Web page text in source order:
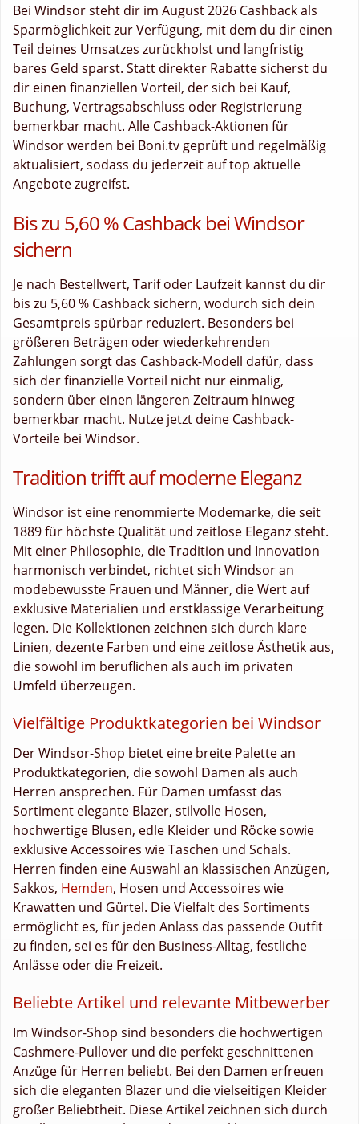
Bei Windsor steht dir im August 2026 Cashback als
Sparmöglichkeit zur Verfügung, mit dem du dir einen
Teil deines Umsatzes zurückholst und langfristig
bares Geld sparst. Statt direkter Rabatte sicherst du
dir einen finanziellen Vorteil, der sich bei Kauf,
Buchung, Vertragsabschluss oder Registrierung
bemerkbar macht. Alle Cashback-Aktionen für
Windsor werden bei Boni.tv geprüft und regelmäßig
aktualisiert, sodass du jederzeit auf top aktuelle
Angebote zugreifst.
Bis zu 5,60 % Cashback bei Windsor
sichern
Je nach Bestellwert, Tarif oder Laufzeit kannst du dir
bis zu 5,60 % Cashback sichern, wodurch sich dein
Gesamtpreis spürbar reduziert. Besonders bei
größeren Beträgen oder wiederkehrenden
Zahlungen sorgt das Cashback-Modell dafür, dass
sich der finanzielle Vorteil nicht nur einmalig,
sondern über einen längeren Zeitraum hinweg
bemerkbar macht. Nutze jetzt deine Cashback-
Vorteile bei Windsor.
Tradition trifft auf moderne Eleganz
Windsor ist eine renommierte Modemarke, die seit
1889 für höchste Qualität und zeitlose Eleganz steht.
Mit einer Philosophie, die Tradition und Innovation
harmonisch verbindet, richtet sich Windsor an
modebewusste Frauen und Männer, die Wert auf
exklusive Materialien und erstklassige Verarbeitung
legen. Die Kollektionen zeichnen sich durch klare
Linien, dezente Farben und eine zeitlose Ästhetik aus,
die sowohl im beruflichen als auch im privaten
Umfeld überzeugen.
Vielfältige Produktkategorien bei Windsor
Der Windsor-Shop bietet eine breite Palette an
Produktkategorien, die sowohl Damen als auch
Herren ansprechen. Für Damen umfasst das
Sortiment elegante Blazer, stilvolle Hosen,
hochwertige Blusen, edle Kleider und Röcke sowie
exklusive Accessoires wie Taschen und Schals.
Herren finden eine Auswahl an klassischen Anzügen,
Sakkos, Hemden, Hosen und Accessoires wie
Krawatten und Gürtel. Die Vielfalt des Sortiments
ermöglicht es, für jeden Anlass das passende Outfit
zu finden, sei es für den Business-Alltag, festliche
Anlässe oder die Freizeit.
Beliebte Artikel und relevante Mitbewerber
Im Windsor-Shop sind besonders die hochwertigen
Cashmere-Pullover und die perfekt geschnittenen
Anzüge für Herren beliebt. Bei den Damen erfreuen
sich die eleganten Blazer und die vielseitigen Kleider
großer Beliebtheit. Diese Artikel zeichnen sich durch